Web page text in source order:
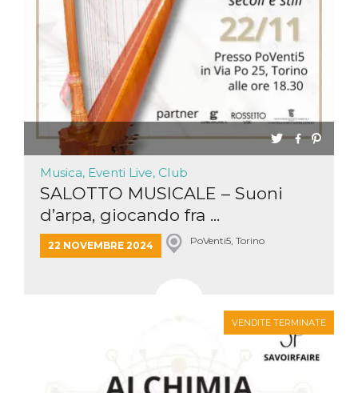
Musica, Eventi Live, Club
SALOTTO MUSICALE – Suoni
d’arpa, giocando fra ...
22 NOVEMBRE 2024 PoVenti5, Torino
VENDITE TERMINATE